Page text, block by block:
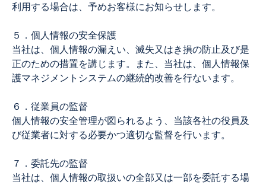
利用する場合は、予めお客様にお知らせします。
５．個人情報の安全保護
当社は、個人情報の漏えい、滅失又はき損の防止及び是
正のための措置を講じます。また、当社は、個人情報保
護マネジメントシステムの継続的改善を行ないます。
６．従業員の監督
個人情報の安全管理が図られるよう、当該各社の役員及
び従業者に対する必要かつ適切な監督を行います。
７．委託先の監督
当社は、個人情報の取扱いの全部又は一部を委託する場